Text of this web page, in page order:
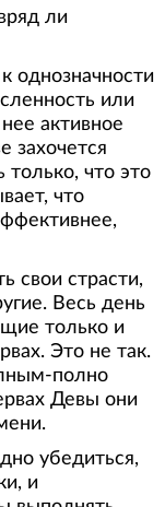
ли
однозначности
или
активное
захочется
только, что это
что
свои страсти,
Весь день
только и
Это не так.
полно
Девы они
убедиться,
и